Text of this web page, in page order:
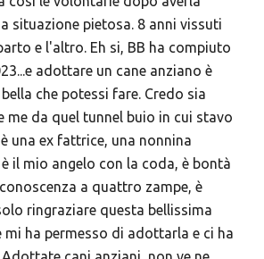
situazione pietosa. 8 anni vissuti
e l'altro. Eh si, BB ha compiuto
adottare un cane anziano è
che potessi fare. Credo sia
me da quel tunnel buio in cui stavo
una ex fattrice, una nonnina
il mio angelo con la coda, è bontà
a quattro zampe, è
ringraziare questa bellissima
mi ha permesso di adottarla e ci ha